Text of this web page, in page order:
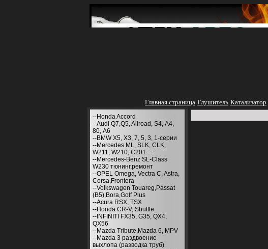
Главная страница Глушитель Катализатор
--Honda Accord
--Audi Q7,Q5, Allroad, S4, А4,
80, A6
--BMW X5, X3, 7, 5, 3, 1-серии
--Mercedes ML, SLK, CLK,
W211, W210, С201....
--Mercedes-Benz SL-Class
W230 тюнинг,ремонт
--OPEL Omega, Vectra C, Astra,
Corsa,Frontera
--Volkswagen Touareg,Passat
(B5),Bora,Golf Plus
--Acura RSX, TSX
--Honda CR-V, Shuttle
--INFINITI FX35, G35, QX4,
QX56
--Mazda Tribute,Mazda 6, MPV
--Mazda 3 раздвоение
выхлопа (разводка труб)